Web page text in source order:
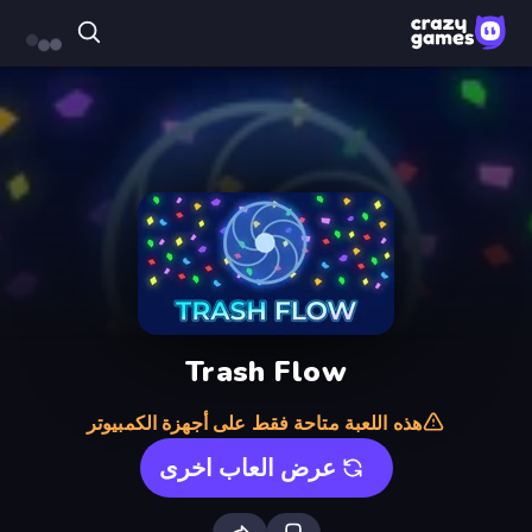
Trash Flow
هذه اللعبة متاحة فقط على أجهزة الكمبيوتر
عرض العاب اخرى